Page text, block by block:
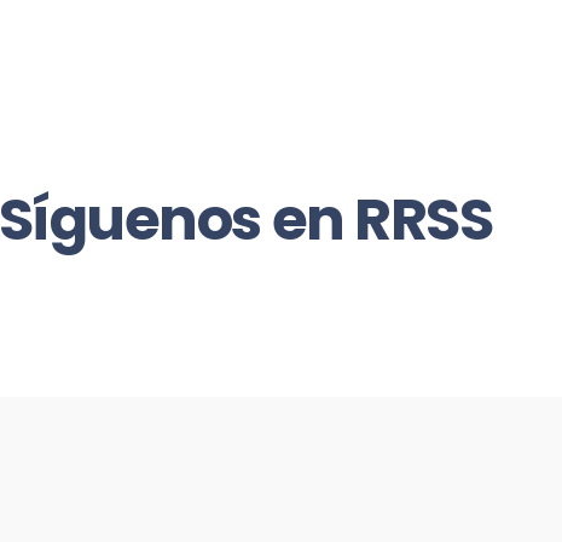
Síguenos en RRSS